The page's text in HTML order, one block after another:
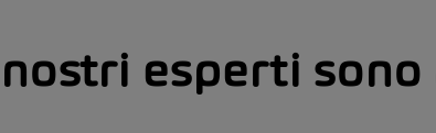
esperti sono